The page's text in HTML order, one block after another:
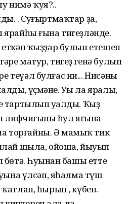
нимә ҡуя?..
. Суғыртмаҡтар ҙа,
ярайһы ғына тигеҙләнде.
ҡыҙҙар булып етешеп
матур, тигеҙ генә булып
теүәл булғас ни... Нисәның
үҫмәне. Уңы ла яралы,
тартылып уңалды. Ҡыҙ
лифчигының һул яғына
торғайны. Ә мамыҡ тик
шыла, ойоша, йыуып
бөтә. Һуңынан башы етте
үлсәп, яһалма түш
һырып , күбеп.